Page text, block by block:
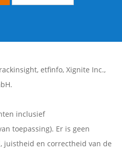
, etfinfo, Xignite Inc.,
inclusief
toepassing). Er is geen
juistheid en correctheid van de